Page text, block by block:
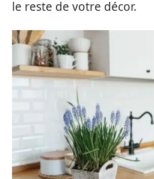
le reste de votre décor.